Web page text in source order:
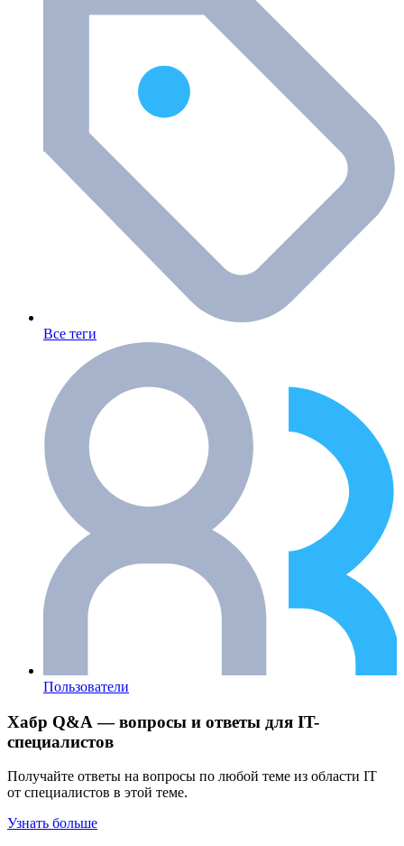
Все теги
Пользователи
Хабр Q&A — вопросы и ответы для IT-
специалистов
Получайте ответы на вопросы по любой теме из области IT
от специалистов в этой теме.
Узнать больше